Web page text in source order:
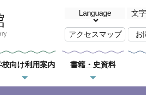
Language 文
アクセスマップ お
校向け利用案内 書籍・史資料